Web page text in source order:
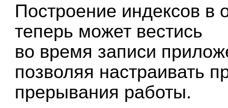
Построение индексов в
теперь может вестись
во время записи
позволяя настраивать
прерывания работы.